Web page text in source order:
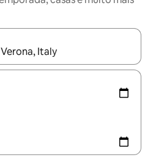
disponíveis, explore-os